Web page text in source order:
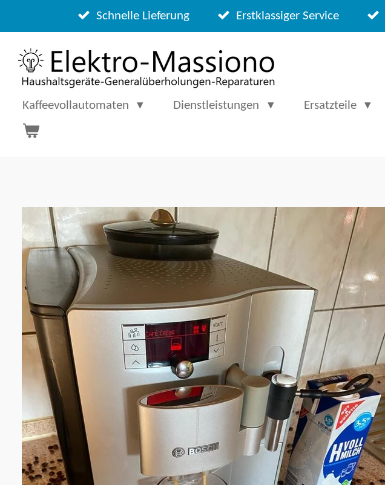
Hauptinhalt
springen
Schnelle Lieferung Erstklassiger Service
Kaffeevollautomaten Dienstleistungen Ersatzteile